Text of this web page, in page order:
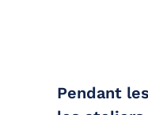
Pendant